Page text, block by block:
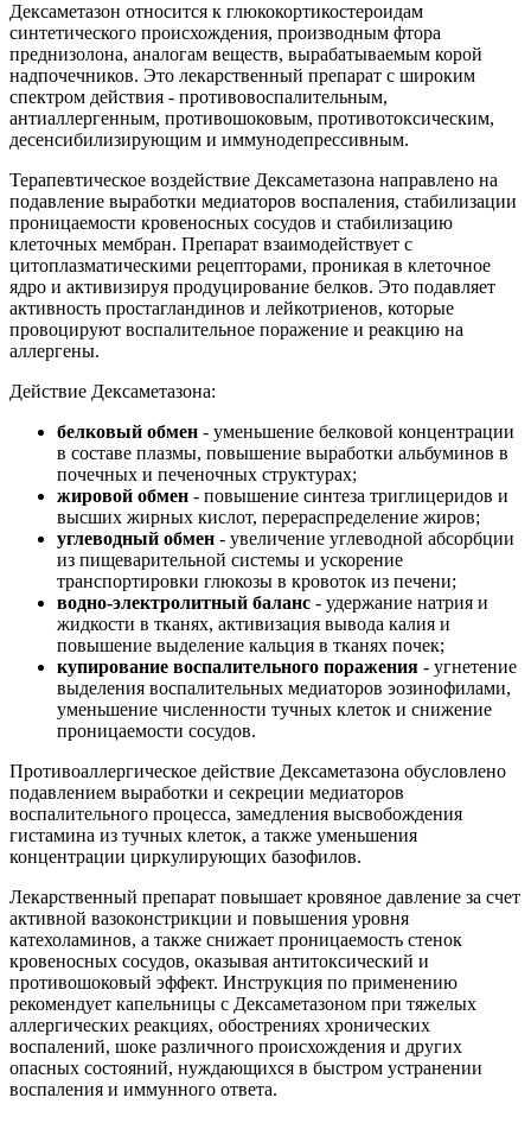
Дексаметазон относится к глюкокортикостероидам
синтетического происхождения, производным фтора
преднизолона, аналогам веществ, вырабатываемым корой
надпочечников. Это лекарственный препарат с широким
спектром действия - противовоспалительным,
антиаллергенным, противошоковым, противотоксическим,
десенсибилизирующим и иммунодепрессивным.
Терапевтическое воздействие Дексаметазона направлено на
подавление выработки медиаторов воспаления, стабилизации
проницаемости кровеносных сосудов и стабилизацию
клеточных мембран. Препарат взаимодействует с
цитоплазматическими рецепторами, проникая в клеточное
ядро и активизируя продуцирование белков. Это подавляет
активность простагландинов и лейкотриенов, которые
провоцируют воспалительное поражение и реакцию на
аллергены.
Действие Дексаметазона:
белковый обмен - уменьшение белковой концентрации
в составе плазмы, повышение выработки альбуминов в
почечных и печеночных структурах;
жировой обмен - повышение синтеза триглицеридов и
высших жирных кислот, перераспределение жиров;
углеводный обмен - увеличение углеводной абсорбции
из пищеварительной системы и ускорение
транспортировки глюкозы в кровоток из печени;
водно-электролитный баланс - удержание натрия и
жидкости в тканях, активизация вывода калия и
повышение выделение кальция в тканях почек;
купирование воспалительного поражения - угнетение
выделения воспалительных медиаторов эозинофилами,
уменьшение численности тучных клеток и снижение
проницаемости сосудов.
Противоаллергическое действие Дексаметазона обусловлено
подавлением выработки и секреции медиаторов
воспалительного процесса, замедления высвобождения
гистамина из тучных клеток, а также уменьшения
концентрации циркулирующих базофилов.
Лекарственный препарат повышает кровяное давление за счет
активной вазоконстрикции и повышения уровня
катехоламинов, а также снижает проницаемость стенок
кровеносных сосудов, оказывая антитоксический и
противошоковый эффект. Инструкция по применению
рекомендует капельницы с Дексаметазоном при тяжелых
аллергических реакциях, обострениях хронических
воспалений, шоке различного происхождения и других
опасных состояний, нуждающихся в быстром устранении
воспаления и иммунного ответа.